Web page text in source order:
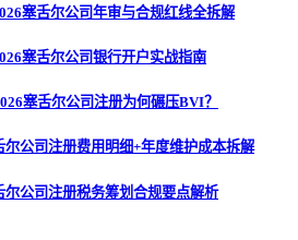
塞舌尔公司年审与合规红线全拆解
塞舌尔公司银行开户实战指南
塞舌尔公司注册为何碾压BVI？
公司注册费用明细+年度维护成本拆解
尔公司注册税务筹划合规要点解析